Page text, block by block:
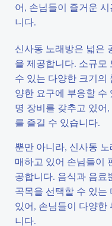
어, 손님들이 즐거운
니다.
신사동 노래방은 넓은
을 제공합니다. 소규모
수 있는 다양한 크기의
양한 요구에 부응할 수
명 장비를 갖추고 있어
를 즐길 수 있습니다.
뿐만 아니라, 신사동
매하고 있어 손님들이
공합니다. 음식과 음료
곡목을 선택할 수 있는
있어, 손님들이 다양한
니다.